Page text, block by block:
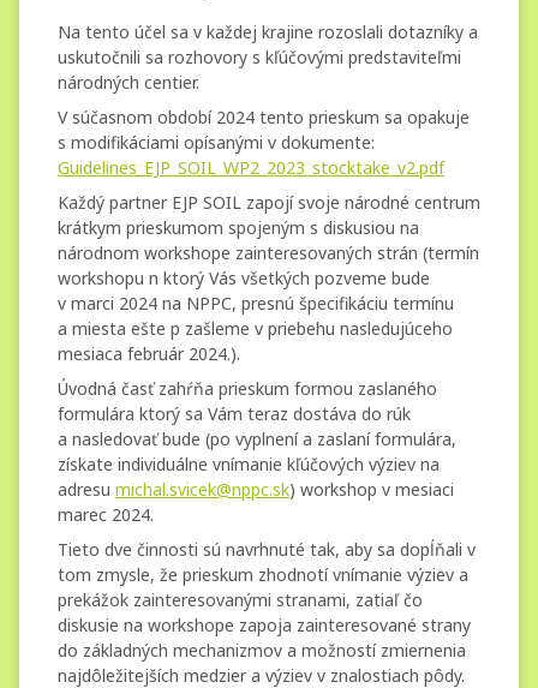
Na tento účel sa v každej krajine rozoslali dotazníky a
uskutočnili sa rozhovory s kľúčovými predstaviteľmi
národných centier.
V súčasnom období 2024 tento prieskum sa opakuje
s modifikáciami opísanými v dokumente:
Guidelines_EJP_SOIL_WP2_2023_stocktake_v2.pdf
Každý partner EJP SOIL zapojí svoje národné centrum
krátkym prieskumom spojeným s diskusiou na
národnom workshope zainteresovaných strán (termín
workshopu n ktorý Vás všetkých pozveme bude
v marci 2024 na NPPC, presnú špecifikáciu termínu
a miesta ešte p zašleme v priebehu nasledujúceho
mesiaca február 2024.).
Úvodná časť zahŕňa prieskum formou zaslaného
formulára ktorý sa Vám teraz dostáva do rúk
a nasledovať bude (po vyplnení a zaslaní formulára,
získate individuálne vnímanie kľúčových výziev na
adresu michal.svicek@nppc.sk) workshop v mesiaci
marec 2024.
Tieto dve činnosti sú navrhnuté tak, aby sa dopĺňali v
tom zmysle, že prieskum zhodnotí vnímanie výziev a
prekážok zainteresovanými stranami, zatiaľ čo
diskusie na workshope zapoja zainteresované strany
do základných mechanizmov a možností zmiernenia
najdôležitejších medzier a výziev v znalostiach pôdy.